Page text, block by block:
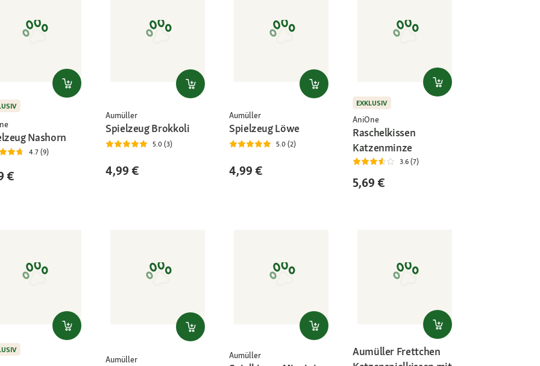
Nashorn
4.7 (9)
€
Aumüller
Spielzeug Brokkoli
5.0 (3)
4,99 €
Aumüller
Spielzeug Löwe
5.0 (2)
4,99 €
EXKLUSIV
AniOne
Raschelkissen
Katzenminze
3.6 (7)
5,69 €
Aumüller Aumüller
Aumüller Frettchen